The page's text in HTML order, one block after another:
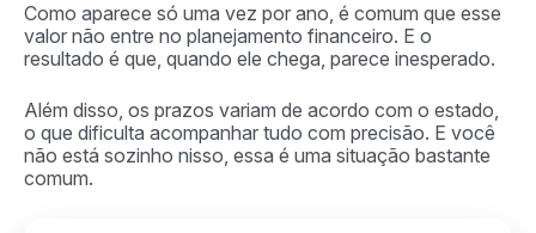
Como aparece só uma vez por ano, é comum que esse
valor não entre no planejamento financeiro. E o
resultado é que, quando ele chega, parece inesperado.
Além disso, os prazos variam de acordo com o estado,
o que dificulta acompanhar tudo com precisão. E você
não está sozinho nisso, essa é uma situação bastante
comum.